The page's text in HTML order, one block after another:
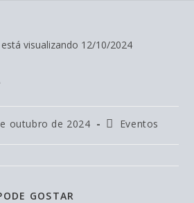
outubro de 2024 Eventos
GOSTAR